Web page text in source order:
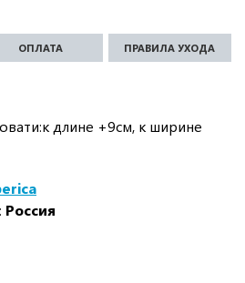
ОПЛАТА ПРАВИЛА УХОДА
длине +9см, к ширине
Россия